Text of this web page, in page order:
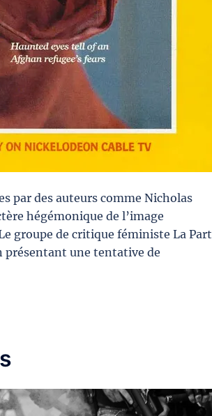
par des auteurs comme Nicholas
hégémonique de l’image
groupe de critique féministe La Part
présentant une tentative de